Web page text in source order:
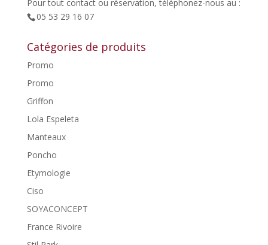
Pour tout contact ou réservation, téléphonez-nous au :
05 53 29 16 07
Catégories de produits
Promo
Promo
Griffon
Lola Espeleta
Manteaux
Poncho
Etymologie
Ciso
SOYACONCEPT
France Rivoire